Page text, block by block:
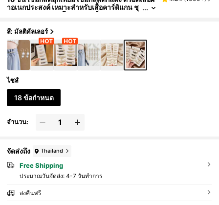
าอเนกประสงค์ เหมาะสำหรับเสื้อคาร์ดิแกน ชุ
ดเดรส กางเกง กระโปรง และเข็มขยายกางเกง
ะผู้หญิง (ไม่มีการ์ด)
สี: มัลติคัลเลอร์
ไซส์
18 ข้อกำหนด
จำนวน:
จัดส่งถึง Thailand
Free Shipping
ประมาณวันจัดส่ง: 4-7 วันทำการ
ส่งคืนฟรี